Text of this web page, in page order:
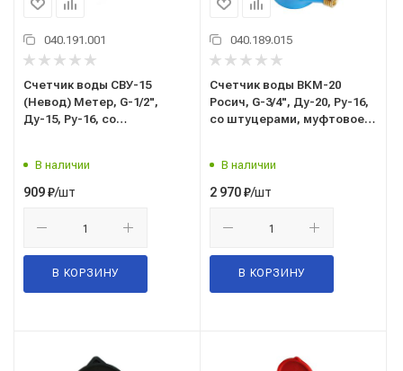
040.191.001
Счетчик воды СВУ-15
(Невод) Метер, G-1/2",
Ду-15, Ру-16, со
Петербург
В наличии
909₽/шт
В КОРЗИНУ
040.189.015
Счетчик воды ВКМ-20
Росич, G-3/4", Ду-20, Ру-16,
со штуцерами, муфтовое
В наличии
2 970₽/шт
В КОРЗИНУ